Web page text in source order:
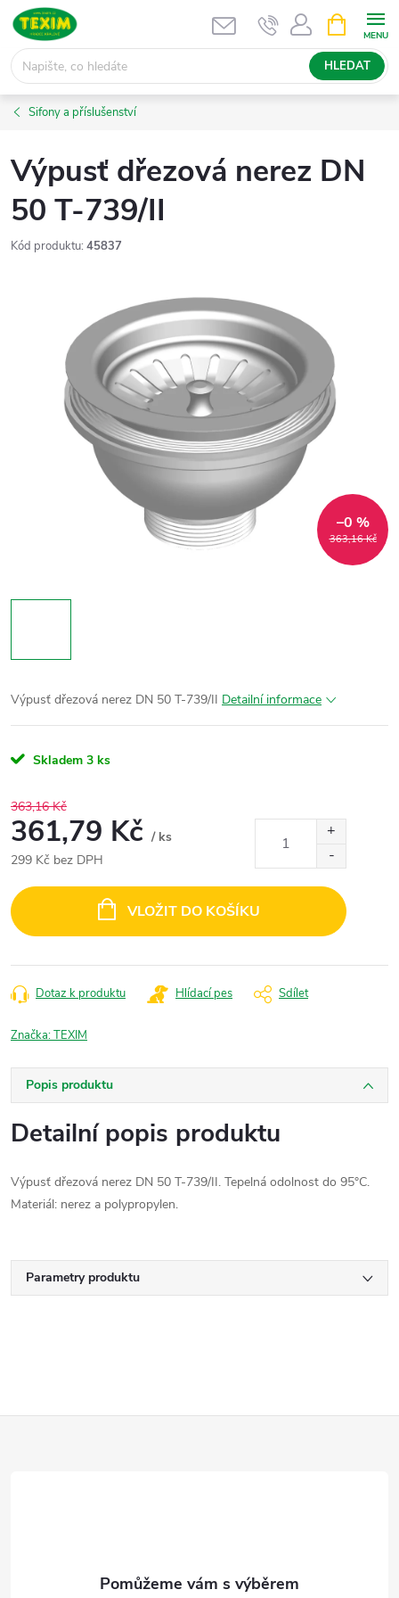
Přejít
obsah
HLEDAT
NÁKUPNÍ
KOŠÍK
Sifony a příslušenství
Výpusť dřezová nerez DN
50 T-739/II
Kód produktu: 45837
363,16 Kč
–0 %
Výpusť dřezová nerez DN 50 T-739/II Detailní informace
Skladem 3 ks
363,16 Kč
361,79 Kč / ks
299 Kč bez DPH
cena:
VLOŽIT DO KOŠÍKU
Dotaz k produktu Hlídací pes Sdílet
Značka:TEXIM
Popis produktu
Detailní popis produktu
Výpusť dřezová nerez DN 50 T-739/II. Tepelná odolnost do 95°C.
Materiál: nerez a polypropylen.
Parametry produktu